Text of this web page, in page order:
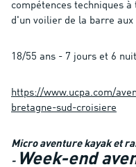
compétences techniques
d'un voilier de la barre
18/55 ans - 7 jours et 6
https://www.ucpa.com/
bretagne-sud-croisiere
Micro aventure kayak et
- Week-end